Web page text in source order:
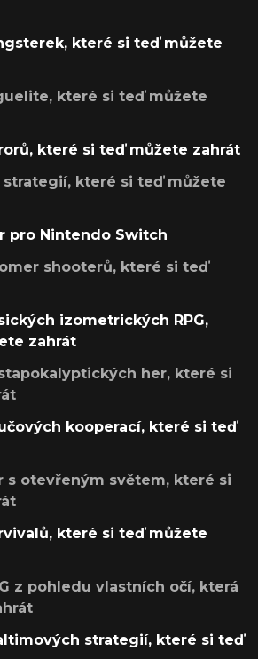
které si teď můžete
které si teď můžete
které si teď můžete zahrát
strategií, které si teď můžete
pro Nintendo Switch
shooterů, které si teď
izometrických RPG,
zahrát
her, které si
kooperací, které si teď
s otevřeným světem, které si
které si teď můžete
z pohledu vlastních očí, která
strategií, které si teď